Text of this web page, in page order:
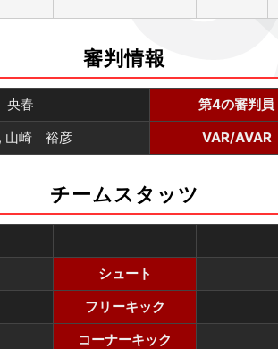
審判情報
春 第4の審判員
山崎 裕彦 VAR/AVAR
チームスタッツ
シュート
フリーキック
コーナーキック